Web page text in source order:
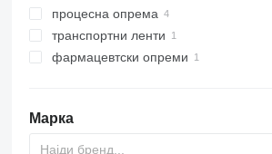
пекарски опреми
миксери за тесто
кипери превртувачи на садови
ламинатори за тесто
опреми за кондиторски производи
процесна опрема
опреми за мешање
транспортни ленти
транспортери со лента
фармацевтски опреми
Марка